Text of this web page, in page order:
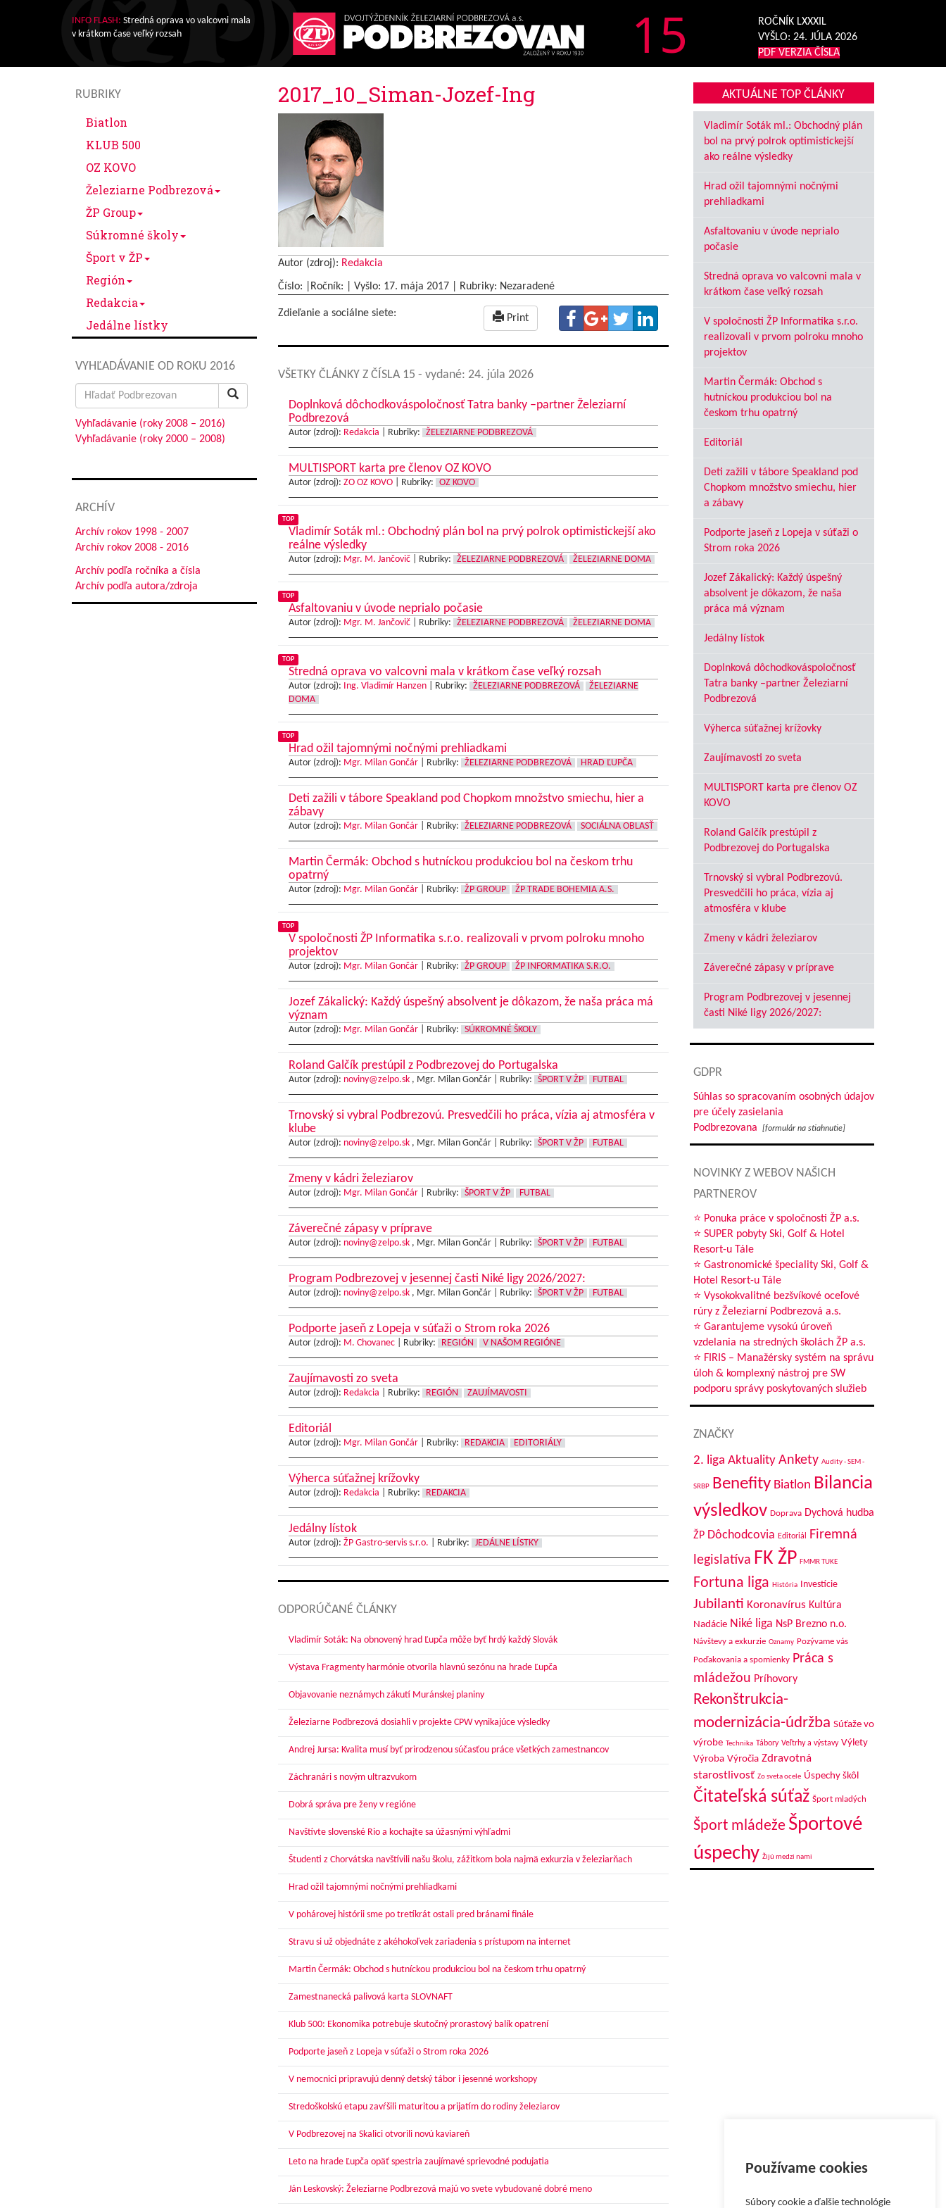
INFO FLASH: Stredná oprava vo valcovni mala
v krátkom čase veľký rozsah
15
ROČNÍK LXXXIL
VYŠLO: 24. JÚLA 2026
PDF VERZIA ČÍSLA
RUBRIKY
Biatlon
KLUB 500
OZ KOVO
Železiarne Podbrezová
ŽP Group
Súkromné školy
Šport v ŽP
Región
Redakcia
Jedálne lístky
VYHĽADÁVANIE OD ROKU 2016
Search
for:
Vyhľadávanie (roky 2008 – 2016)
Vyhľadávanie (roky 2000 – 2008)
ARCHÍV
Archív rokov 1998 - 2007
Archív rokov 2008 - 2016
Archív podľa ročníka a čísla
Archív podľa autora/zdroja
2017_10_Siman-Jozef-Ing
Autor (zdroj): Redakcia
Číslo: |Ročník: | Vyšlo: 17. mája 2017| Rubriky: Nezaradené
Zdieľanie a sociálne siete: Print
VŠETKY ČLÁNKY Z ČÍSLA 15 - vydané: 24. júla 2026
Doplnková dôchodkováspoločnosť Tatra banky –partner Železiarní
Podbrezová
Autor (zdroj): Redakcia Rubriky: ŽELEZIARNE PODBREZOVÁ
MULTISPORT karta pre členov OZ KOVO
Autor (zdroj): ZO OZ KOVO| Rubriky: OZ KOVO
TOP
Vladimír Soták ml.: Obchodný plán bol na prvý polrok optimistickejší ako
reálne výsledky
Autor (zdroj): Mgr. M. Jančovič| Rubriky: ŽELEZIARNE PODBREZOVÁ ŽELEZIARNE DOMA
TOP
Asfaltovaniu v úvode neprialo počasie
Autor (zdroj): Mgr. M. Jančovič| Rubriky: ŽELEZIARNE PODBREZOVÁ ŽELEZIARNE DOMA
TOP
Stredná oprava vo valcovni mala v krátkom čase veľký rozsah
Autor (zdroj): Ing. Vladimír Hanzen| Rubriky: ŽELEZIARNE PODBREZOVÁ
ŽELEZIARNE
DOMA
TOP
Hrad ožil tajomnými nočnými prehliadkami
Autor (zdroj): Mgr. Milan Gončár| Rubriky: ŽELEZIARNE PODBREZOVÁ HRAD ĽUPČA
Deti zažili v tábore Speakland pod Chopkom množstvo smiechu, hier a
zábavy
Autor (zdroj): Mgr. Milan Gončár| Rubriky: ŽELEZIARNE PODBREZOVÁ SOCIÁLNA OBLASŤ
Martin Čermák: Obchod s hutníckou produkciou bol na českom trhu
opatrný
Autor (zdroj): Mgr. Milan Gončár| Rubriky: ŽP GROUP ŽP TRADE BOHEMIA A.S.
TOP
V spoločnosti ŽP Informatika s.r.o. realizovali v prvom polroku mnoho
projektov
Autor (zdroj): Mgr. Milan Gončár| Rubriky: ŽP GROUP ŽP INFORMATIKA S.R.O.
Jozef Zákalický: Každý úspešný absolvent je dôkazom, že naša práca má
význam
Autor (zdroj): Mgr. Milan Gončár| Rubriky: SÚKROMNÉ ŠKOLY
Roland Galčík prestúpil z Podbrezovej do Portugalska
Autor (zdroj): noviny@zelpo.sk, Mgr. Milan Gončár | Rubriky: ŠPORT V ŽP FUTBAL
Trnovský si vybral Podbrezovú. Presvedčili ho práca, vízia aj atmosféra v
klube
Autor (zdroj): noviny@zelpo.sk, Mgr. Milan Gončár | Rubriky: ŠPORT V ŽP FUTBAL
Zmeny v kádri železiarov
Autor (zdroj): Mgr. Milan Gončár| Rubriky: ŠPORT V ŽP FUTBAL
Záverečné zápasy v príprave
Autor (zdroj): noviny@zelpo.sk, Mgr. Milan Gončár | Rubriky: ŠPORT V ŽP FUTBAL
Program Podbrezovej v jesennej časti Niké ligy 2026/2027:
Autor (zdroj): noviny@zelpo.sk, Mgr. Milan Gončár | Rubriky: ŠPORT V ŽP FUTBAL
Podporte jaseň z Lopeja v súťaži o Strom roka 2026
Autor (zdroj): M. Chovanec| Rubriky: REGIÓN V NAŠOM REGIÓNE
Zaujímavosti zo sveta
Autor (zdroj): Redakcia Rubriky: REGIÓN ZAUJÍMAVOSTI
Editoriál
Autor (zdroj): Mgr. Milan Gončár| Rubriky: REDAKCIA EDITORIÁLY
Výherca súťažnej krížovky
Autor (zdroj): Redakcia Rubriky: REDAKCIA
Jedálny lístok
Autor (zdroj): ŽP Gastro-servis s.r.o. Rubriky: JEDÁLNE LÍSTKY
ODPORÚČANÉ ČLÁNKY
Vladimír Soták: Na obnovený hrad Ľupča môže byť hrdý každý Slovák
Výstava Fragmenty harmónie otvorila hlavnú sezónu na hrade Ľupča
Objavovanie neznámych zákutí Muránskej planiny
Železiarne Podbrezová dosiahli v projekte CPW vynikajúce výsledky
Andrej Jursa: Kvalita musí byť prirodzenou súčasťou práce všetkých zamestnancov
Záchranári s novým ultrazvukom
Dobrá správa pre ženy v regióne
Navštívte slovenské Rio a kochajte sa úžasnými výhľadmi
Študenti z Chorvátska navštívili našu školu, zážitkom bola najmä exkurzia v železiarňach
Hrad ožil tajomnými nočnými prehliadkami
V pohárovej histórii sme po tretíkrát ostali pred bránami finále
Stravu si už objednáte z akéhokoľvek zariadenia s prístupom na internet
Martin Čermák: Obchod s hutníckou produkciou bol na českom trhu opatrný
Zamestnanecká palivová karta SLOVNAFT
Klub 500: Ekonomika potrebuje skutočný prorastový balík opatrení
Podporte jaseň z Lopeja v súťaži o Strom roka 2026
V nemocnici pripravujú denný detský tábor i jesenné workshopy
Stredoškolskú etapu zavŕšili maturitou a prijatím do rodiny železiarov
V Podbrezovej na Skalici otvorili novú kaviareň
Leto na hrade Ľupča opäť spestria zaujímavé sprievodné podujatia
Ján Leskovský: Železiarne Podbrezová majú vo svete vybudované dobré meno
AKTUÁLNE TOP ČLÁNKY
Vladimír Soták ml.: Obchodný plán
bol na prvý polrok optimistickejší
ako reálne výsledky
Hrad ožil tajomnými nočnými
prehliadkami
Asfaltovaniu v úvode neprialo
počasie
Stredná oprava vo valcovni mala v
krátkom čase veľký rozsah
V spoločnosti ŽP Informatika s.r.o.
realizovali v prvom polroku mnoho
projektov
Martin Čermák: Obchod s
hutníckou produkciou bol na
českom trhu opatrný
Editoriál
Deti zažili v tábore Speakland pod
Chopkom množstvo smiechu, hier
a zábavy
Podporte jaseň z Lopeja v súťaži o
Strom roka 2026
Jozef Zákalický: Každý úspešný
absolvent je dôkazom, že naša
práca má význam
Jedálny lístok
Doplnková dôchodkováspoločnosť
Tatra banky –partner Železiarní
Podbrezová
Výherca súťažnej krížovky
Zaujímavosti zo sveta
MULTISPORT karta pre členov OZ
KOVO
Roland Galčík prestúpil z
Podbrezovej do Portugalska
Trnovský si vybral Podbrezovú.
Presvedčili ho práca, vízia aj
atmosféra v klube
Zmeny v kádri železiarov
Záverečné zápasy v príprave
Program Podbrezovej v jesennej
časti Niké ligy 2026/2027:
GDPR
Súhlas so spracovaním osobných údajov
pre účely zasielania
Podbrezovana
[formulár na stiahnutie]
NOVINKY Z WEBOV NAŠICH
PARTNEROV
⭐ Ponuka práce v spoločnosti ŽP a.s.
⭐ SUPER pobyty Ski, Golf & Hotel
Resort-u Tále
⭐ Gastronomické špeciality Ski, Golf &
Hotel Resort-u Tále
⭐ Vysokokvalitné bezšvíkové oceľové
rúry z Železiarní Podbrezová a.s.
⭐ Garantujeme vysokú úroveň
vzdelania na stredných školách ŽP a.s.
⭐ FIRIS – Manažérsky systém na správu
úloh & komplexný nástroj pre SW
podporu správy poskytovaných služieb
ZNAČKY
2. liga Aktuality Ankety Audity - SEM -
SRBP Benefity Biatlon Bilancia
výsledkov Doprava Dychová hudba
ŽP Dôchodcovia Editoriál
Firemná
legislatíva FK ŽP FMMR TUKE
Fortuna liga História Investície
Jubilanti Koronavírus Kultúra
Nadácie Niké liga NsP Brezno n.o.
Návštevy a exkurzie Oznamy Pozývame vás
Poďakovania a spomienky Práca s
mládežou Príhovory
Rekonštrukcia-
modernizácia-údržba Súťaže vo
výrobe Technika Tábory Veľtrhy a výstavy Výlety
Výroba Výročia Zdravotná
starostlivosť Zo sveta ocele Úspechy škôl
Čitateľská súťaž Šport mladých
Šport mládeže Športové
úspechy Žijú medzi nami
Používame cookies
Súbory cookie a ďalšie technológie